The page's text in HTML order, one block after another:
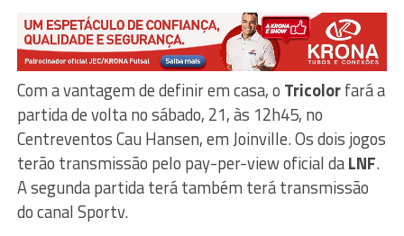
Com a vantagem de definir em casa, o Tricolorfará a
partida de volta no sábado, 21, às 12h45, no
Centreventos Cau Hansen, em Joinville. Os dois jogos
terão transmissão pelo pay-per-view oficial daLNF.
A segunda partida terá também terá transmissão
do canal Sportv.